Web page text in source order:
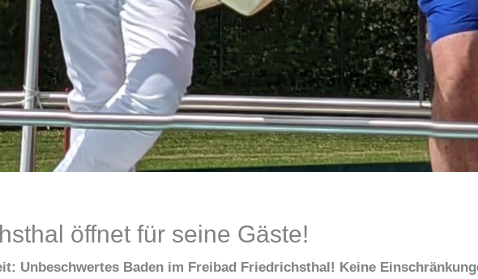
öffnet für seine Gäste!
Unbeschwertes Baden im Freibad Friedrichsthal! Keine